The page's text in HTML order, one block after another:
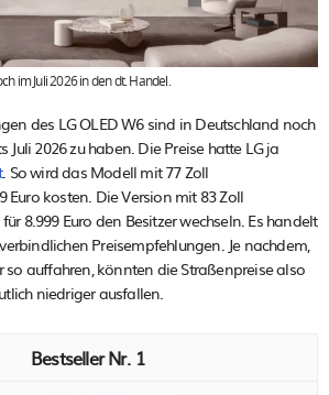
im Juli 2026 in den dt. Handel.
des LG OLED W6 sind in Deutschland noch
Juli 2026 zu haben. Die Preise hatte LG ja
. So wird das Modell mit 77 Zoll
Euro kosten. Die Version mit 83 Zoll
8.999 Euro den Besitzer wechseln. Es handelt
Preisempfehlungen. Je nachdem,
so auffahren, könnten die Straßenpreise also
niedriger ausfallen.
1